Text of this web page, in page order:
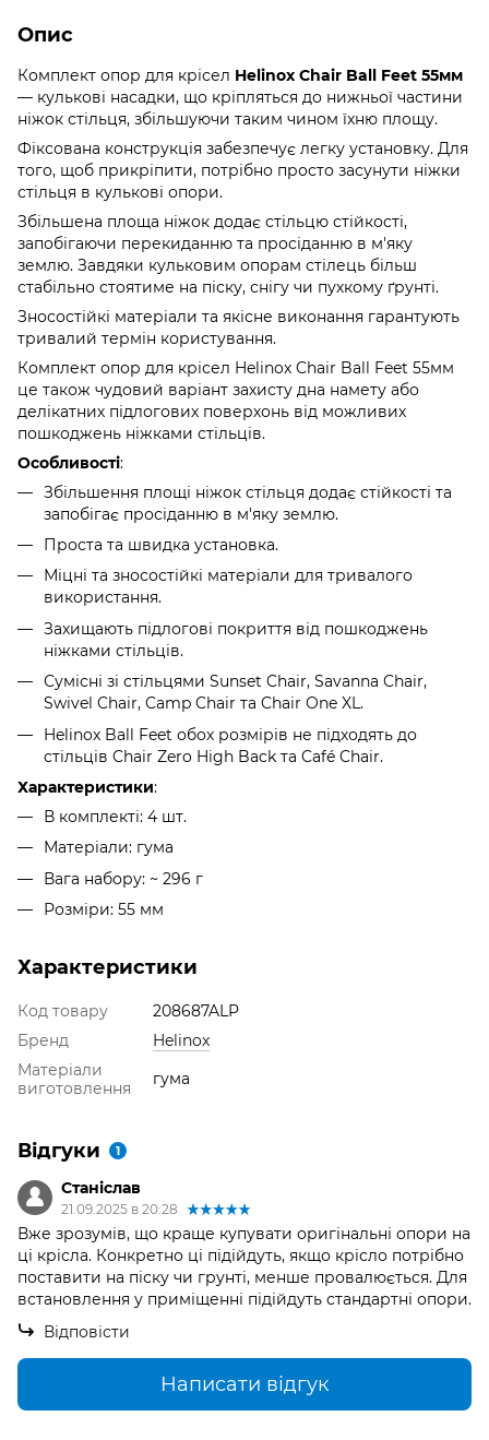
Опис
Комплект опор для крісел Helinox Chair Ball Feet 55мм
— кулькові насадки, що кріпляться до нижньої частини
ніжок стільця, збільшуючи таким чином їхню площу.
Фіксована конструкція забезпечує легку установку. Для
того, щоб прикріпити, потрібно просто засунути ніжки
стільця в кулькові опори.
Збільшена площа ніжок додає стільцю стійкості,
запобігаючи перекиданню та просіданню в м'яку
землю. Завдяки кульковим опорам стілець більш
стабільно стоятиме на піску, снігу чи пухкому ґрунті.
Зносостійкі матеріали та якісне виконання гарантують
тривалий термін користування.
Комплект опор для крісел Helinox Chair Ball Feet 55мм
це також чудовий варіант захисту дна намету або
делікатних підлогових поверхонь від можливих
пошкоджень ніжками стільців.
Особливості:
Збільшення площі ніжок стільця додає стійкості та
запобігає просіданню в м'яку землю.
Проста та швидка установка.
Міцні та зносостійкі матеріали для тривалого
використання.
Захищають підлогові покриття від пошкоджень
ніжками стільців.
Сумісні зі стільцями Sunset Chair, Savanna Chair,
Swivel Chair, Camp Chair та Chair One XL.
Helinox Ball Feet обох розмірів не підходять до
стільців Chair Zero High Back та Café Chair.
Характеристики:
В комплекті: 4 шт.
Матеріали: гума
Вага набору: ~ 296 г
Розміри: 55 мм
Характеристики
Код товару
208687ALP
Бренд
Helinox
Матеріали
виготовлення
гума
Відгуки 1
Станіслав
21.09.2025 в 20:28
Вже зрозумів, що краще купувати оригінальні опори на
ці крісла. Конкретно ці підійдуть, якщо крісло потрібно
поставити на піску чи грунті, менше провалюється. Для
встановлення у приміщенні підійдуть стандартні опори.
Відповісти
Написати відгук